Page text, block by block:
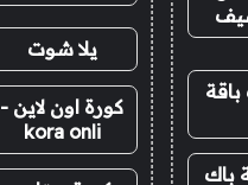
باك
يلا شوت
كورة اون لاين -
kora onli